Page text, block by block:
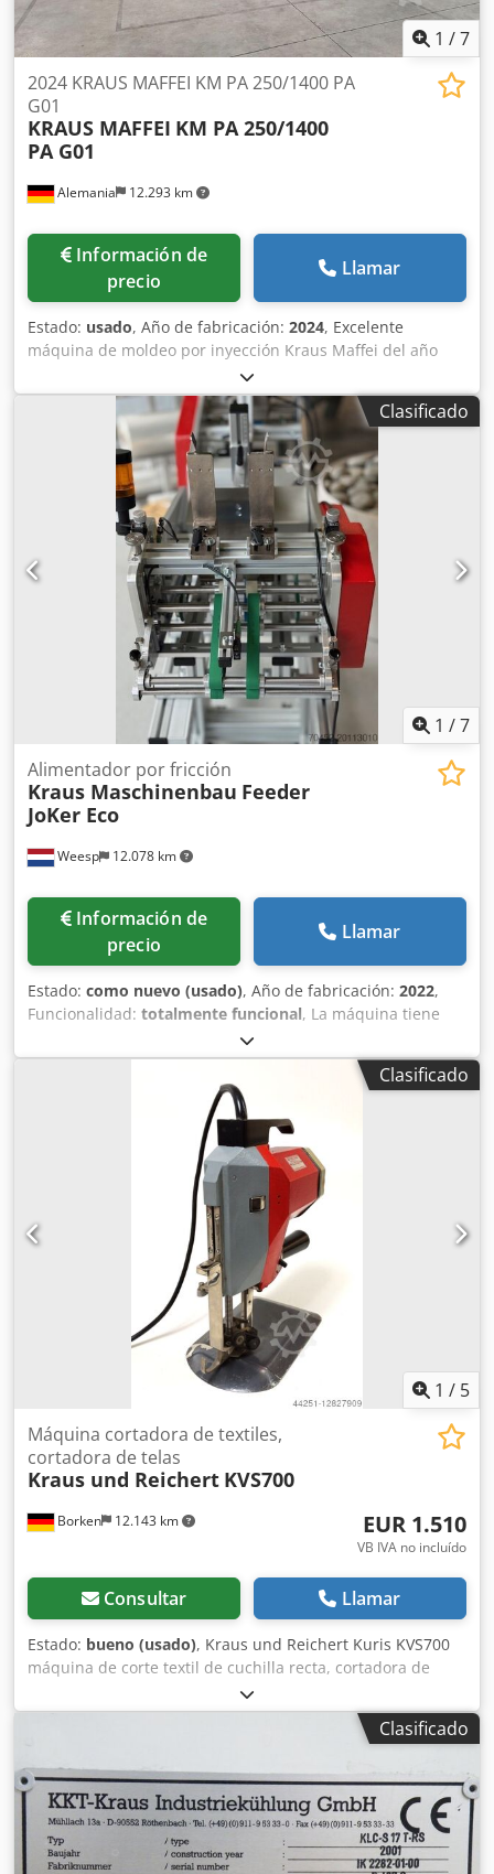
1 /7
Alemania 12.293 km
2024 KRAUS MAFFEI KM PA 250/1400 PA
G01
KRAUS MAFFEI KM PA 250/1400
PA G01
Información de
precio
Llamar
Estado: usado, Año de fabricación: 2024, Excelente
máquina de moldeo por inyección Kraus Maffei del año
2024. En perfecto estado con solo 588 horas de
funcionamiento. Equipada con: 1x válvula neumática en
MOP, 1x unidad hidráulica de accionamiento de 20 litros,
2x extractores hidráulicos de núcleo, 1x múltiple de agua
de 4 vías. Disponible de inmediato y en funcionamiento; se
puede ver previa cita. Más información bajo consulta.
Unidad de inyección: 1400 Husillo: 60 mm / 23.00
protección contra desgaste / 25.50 Ancho máximo de
apertura: 1150 mm Dcedpfx Afsx Ald Rjlek Expulsor: Placas
eyectoras EM hidráulicas/eléctricas Extractores de núcleo:
2 hidráulicos Válvulas neumáticas: 1 MMP Sistema de
control: MC P1 Suministro eléctrico: 400 / 230 V 50Hz
trifásico con neutro Fuerza de cierre: 2500 kN Capacidad
de inyección: 679 cm³
Clasificado
1 /7
Weesp 12.078 km
Alimentador por fricción
Kraus Maschinenbau Feeder
JoKer Eco
Información de
precio
Llamar
Estado: como nuevo (usado), Año de fabricación: 2022,
Funcionalidad: totalmente funcional, La máquina tiene
algunos años, pero ha sido utilizada rara vez. Está
disponible para inspección en nuestras instalaciones en
Weesp. Dodpfx Aoxg Hxwefleck
Clasificado
1 / 5
Borken 12.143 km
Máquina cortadora de textiles,
cortadora de telas
Kraus und Reichert KVS700
EUR 1.510
VB IVA no incluído
Consultar Llamar
Estado: bueno (usado), Kraus und Reichert Kuris KVS700
máquina de corte textil de cuchilla recta, cortadora de
tejidos Estado del artículo: Usado y probado en
funcionamiento. 6 kg ¡Encuentre más máquinas textiles
nuevas y usadas en nuestra tienda! ¡Costes de envíoClasificado